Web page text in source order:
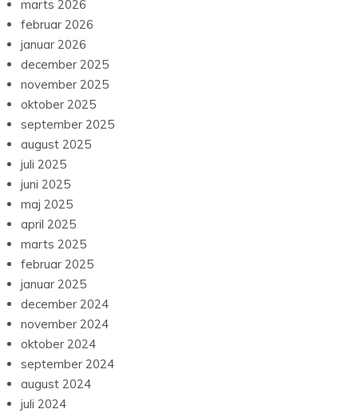
marts 2026
februar 2026
januar 2026
december 2025
november 2025
oktober 2025
september 2025
august 2025
juli 2025
juni 2025
maj 2025
april 2025
marts 2025
februar 2025
januar 2025
december 2024
november 2024
oktober 2024
september 2024
august 2024
juli 2024